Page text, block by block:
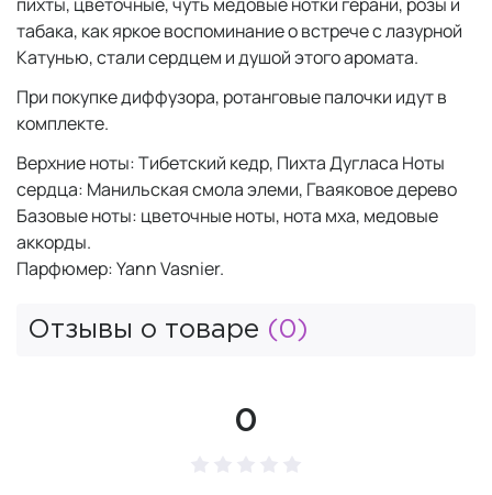
табака, как яркое воспоминание о встрече с лазурной
Катунью, стали сердцем и душой этого аромата.
При покупке диффузора, ротанговые палочки идут в
комплекте.
Верхние ноты: Тибетский кедр, Пихта Дугласа Ноты
сердца: Манильская смола элеми, Гваяковое дерево
Базовые ноты: цветочные ноты, нота мха, медовые
аккорды.
Парфюмер: Yann Vasnier.
Отзывы о товаре (0)
0